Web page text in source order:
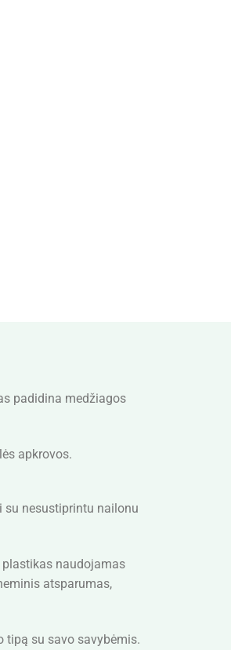
padidina medžiagos
apkrovos.
su nesustiprintu nailonu
plastikas naudojamas
atsparumas,
tipą su savo savybėmis.